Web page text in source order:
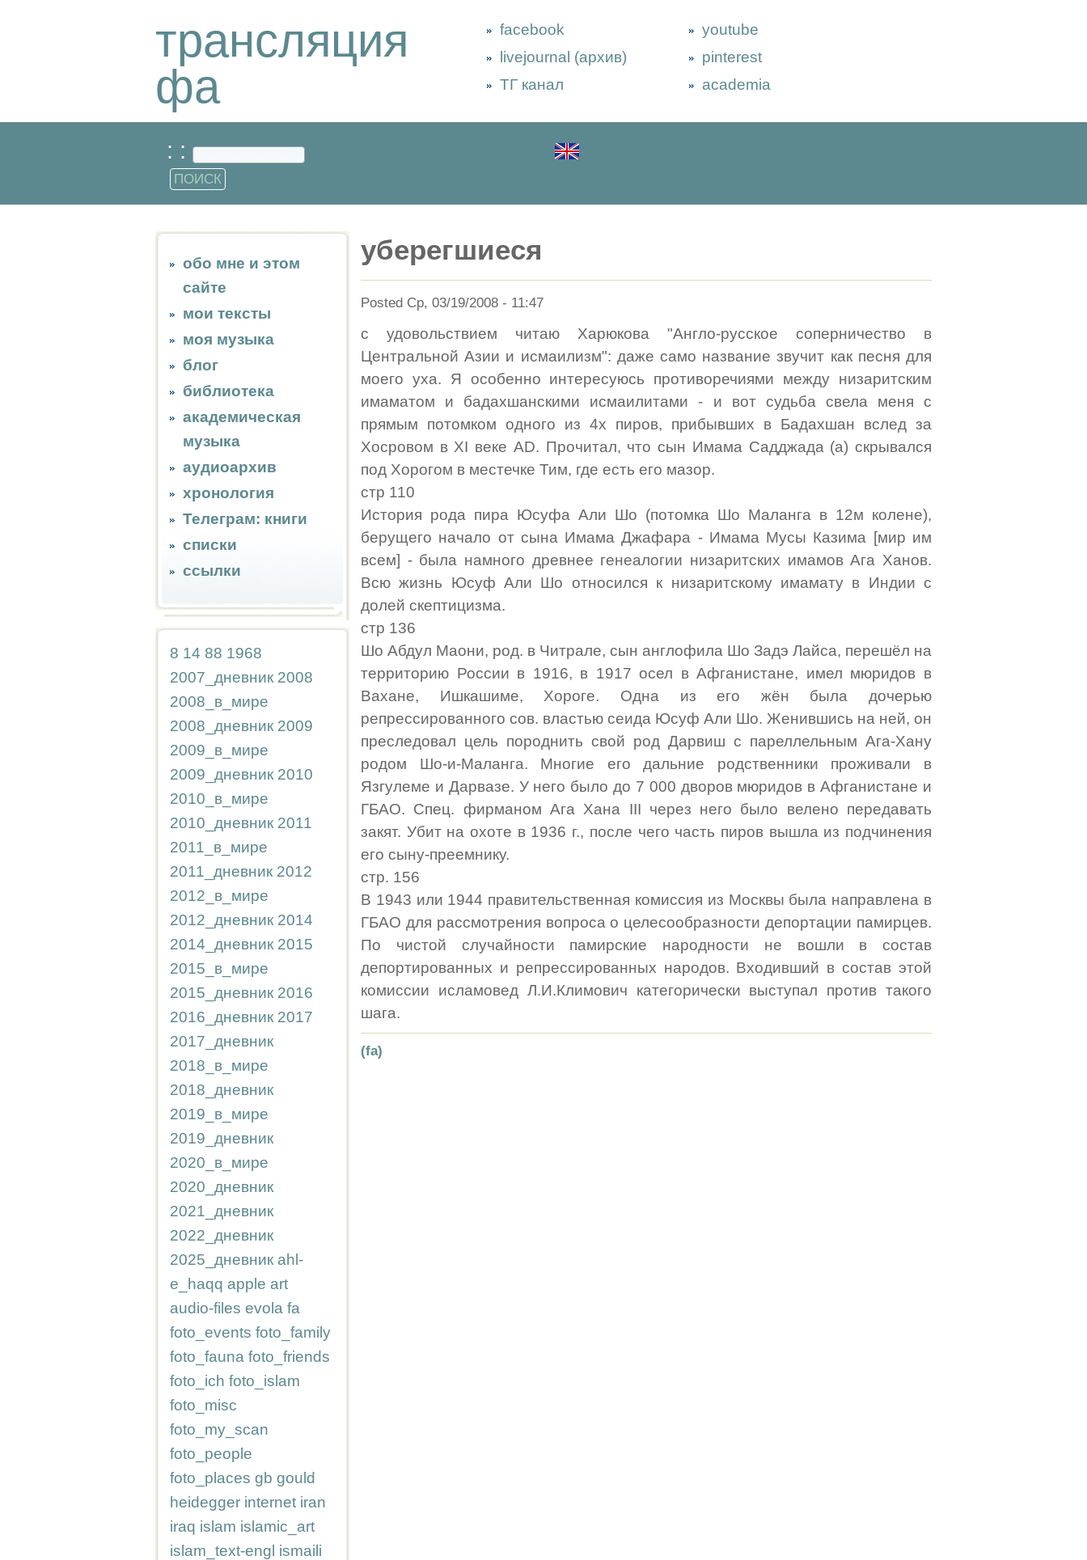
трансляция
фа
facebook
livejournal (архив)
ТГ канал
youtube
pinterest
academia
: :
обо мне и этом
сайте
мои тексты
моя музыка
блог
библиотека
академическая
музыка
аудиоархив
хронология
Телеграм: книги
списки
ссылки
8 14 88 1968
2007_дневник 2008
2008_в_мире
2008_дневник 2009
2009_в_мире
2009_дневник 2010
2010_в_мире
2010_дневник 2011
2011_в_мире
2011_дневник 2012
2012_в_мире
2012_дневник 2014
2014_дневник 2015
2015_в_мире
2015_дневник 2016
2016_дневник 2017
2017_дневник
2018_в_мире
2018_дневник
2019_в_мире
2019_дневник
2020_в_мире
2020_дневник
2021_дневник
2022_дневник
2025_дневник ahl-
e_haqq apple art
audio-files evola fa
foto_events foto_family
foto_fauna foto_friends
foto_ich foto_islam
foto_misc
foto_my_scan
foto_people
foto_places gb gould
heidegger internet iran
iraq islam islamic_art
islam_text-engl ismaili
уберегшиеся
Posted Ср, 03/19/2008 - 11:47
с удовольствием читаю Харюкова "Англо-русское соперничество в
Центральной Азии и исмаилизм": даже само название звучит как песня для
моего уха. Я особенно интересуюсь противоречиями между низаритским
имаматом и бадахшанскими исмаилитами - и вот судьба свела меня с
прямым потомком одного из 4х пиров, прибывших в Бадахшан вслед за
Хосровом в XI веке AD. Прочитал, что сын Имама Садджада (а) скрывался
под Хорогом в местечке Тим, где есть его мазор.
стр 110
История рода пира Юсуфа Али Шо (потомка Шо Маланга в 12м колене),
берущего начало от сына Имама Джафара - Имама Мусы Казима [мир им
всем] - была намного древнее генеалогии низаритских имамов Ага Ханов.
Всю жизнь Юсуф Али Шо относился к низаритскому имамату в Индии с
долей скептицизма.
стр 136
Шо Абдул Маони, род. в Читрале, сын англофила Шо Задэ Лайса, перешёл на
территорию России в 1916, в 1917 осел в Афганистане, имел мюридов в
Вахане, Ишкашиме, Хороге. Одна из его жён была дочерью
репрессированного сов. властью сеида Юсуф Али Шо. Женившись на ней, он
преследовал цель породнить свой род Дарвиш с пареллельным Ага-Хану
родом Шо-и-Маланга. Многие его дальние родственники проживали в
Язгулеме и Дарвазе. У него было до 7 000 дворов мюридов в Афганистане и
ГБАО. Спец. фирманом Ага Хана III через него было велено передавать
закят. Убит на охоте в 1936 г., после чего часть пиров вышла из подчинения
его сыну-преемнику.
стр. 156
В 1943 или 1944 правительственная комиссия из Москвы была направлена в
ГБАО для рассмотрения вопроса о целесообразности депортации памирцев.
По чистой случайности памирские народности не вошли в состав
депортированных и репрессированных народов. Входивший в состав этой
комиссии исламовед Л.И.Климович категорически выступал против такого
шага.
(fa)